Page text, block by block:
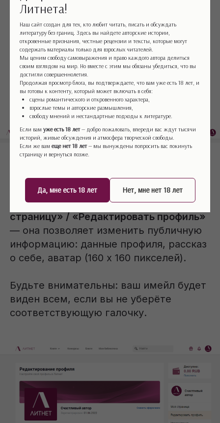
Литнета!
Наш сайт создан для тех, кто любит читать, писать и обсуждать
литературу без границ. Здесь вы найдете авторские истории,
откровенные признания, честные рецензии и тексты, которые могут
содержать материалы только для взрослых читателей.
Мы ценим свободу самовыражения и право каждого автора делиться
своим взглядом на мир. Но вместе с этим мы обязаны убедиться, что вы
достигли совершеннолетия.
Продолжая просмотр блога, вы подтверждаете, что вам уже есть 18 лет, и
вы готовы к контенту, который может включать в себя:
сцены романтического и откровенного характера,
взрослые темы и авторские размышления,
свободу мнений и нестандартные подходы к литературе.
Если вам уже есть 18 лет— добро пожаловать, впереди вас ждут тысячи
историй, живые обсуждения и атмосфера творческой свободы.
Если же вам еще нет 18 лет— мы вынуждены попросить вас покинуть
страницу и вернуться позже.
Да, мне есть 18 лет Нет, мне нет 18 лет
Шаг 3. Наполняем профиль
С этого момента в правом верхнем
углу сайта вы будете видеть свой
аватар. Если нажать на него, вы
попадёте в личный кабинет.
В правой части личной страницы вы
увидите меню своего кабинета, а
рядом кнопку«Редактировать мою
страницу» / «Редактировать профиль»
— она позволяет изменить публичную
информацию: данные профиля, рассказ
о себе, аватар (160 х 160 пикселей).
Будьте внимательны: ваш имейл будет
виден всем, если вы не уберёте
соответствующую галочку.
Стать писателем